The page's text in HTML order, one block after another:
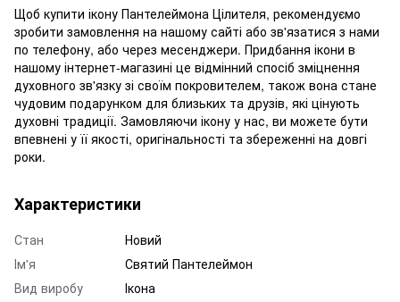
Щоб купити ікону Пантелеймона Цілителя, рекомендуємо
зробити замовлення на нашому сайті або зв'язатися з нами
по телефону, або через месенджери. Придбання ікони в
нашому інтернет-магазині це відмінний спосіб зміцнення
духовного зв'язку зі своїм покровителем, також вона стане
чудовим подарунком для близьких та друзів, які цінують
духовні традиції. Замовляючи ікону у нас, ви можете бути
впевнені у її якості, оригінальності та збереженні на довгі
роки.
Характеристики
Стан
Новий
Ім'я
Святий Пантелеймон
Вид виробу
Ікона